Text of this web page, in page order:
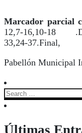
Marcador parcial
12,7-16,10-18
33,24-37.Final,
Pabellón Municipal
Últimas